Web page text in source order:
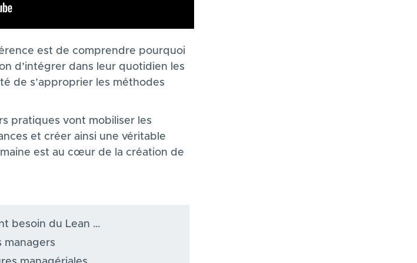
est de comprendre pourquoi
d’intégrer dans leur quotidien les
de s’approprier les méthodes
pratiques vont mobiliser les
et créer ainsi une véritable
est au cœur de la création de
besoin du Lean …
managers